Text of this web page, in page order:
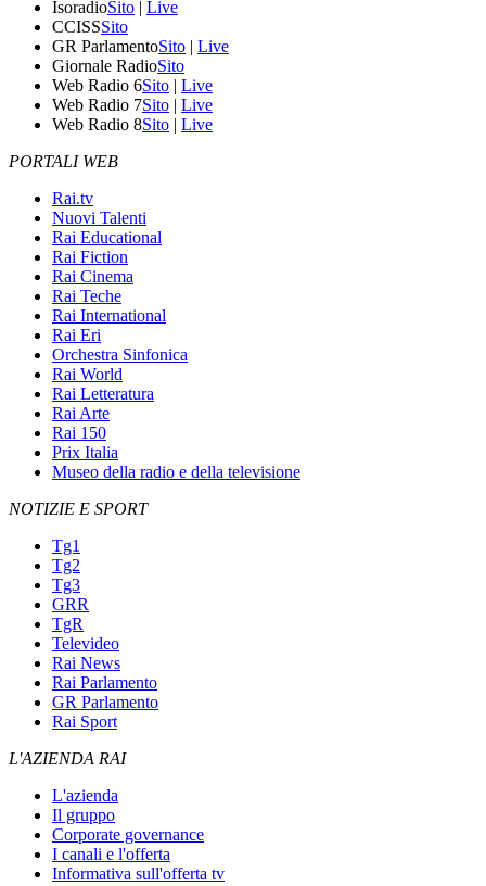
IsoradioSito | Live
CCISSSito
GR ParlamentoSito | Live
Giornale RadioSito
Web Radio 6Sito | Live
Web Radio 7Sito | Live
Web Radio 8Sito | Live
PORTALI WEB
Rai.tv
Nuovi Talenti
Rai Educational
Rai Fiction
Rai Cinema
Rai Teche
Rai International
Rai Eri
Orchestra Sinfonica
Rai World
Rai Letteratura
Rai Arte
Rai 150
Prix Italia
Museo della radio e della televisione
NOTIZIE E SPORT
Tg1
Tg2
Tg3
GRR
TgR
Televideo
Rai News
Rai Parlamento
GR Parlamento
Rai Sport
L'AZIENDA RAI
L'azienda
Il gruppo
Corporate governance
I canali e l'offerta
Informativa sull'offerta tv